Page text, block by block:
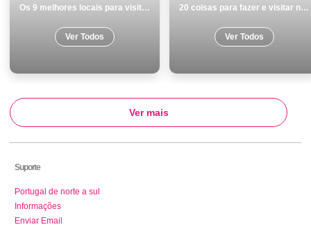
Os 9 melhores locais para visitar em Odemira
Ver Todos
20 coisas para fazer e visitar no inverno em Viana do Castelo
Ver Todos
Ver mais
Suporte
Portugal de norte a sul
Informações
Enviar Email